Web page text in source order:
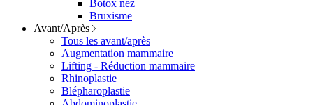
Botox nez
Bruxisme
Avant/Après
Tous les avant/après
Augmentation mammaire
Lifting - Réduction mammaire
Rhinoplastie
Blépharoplastie